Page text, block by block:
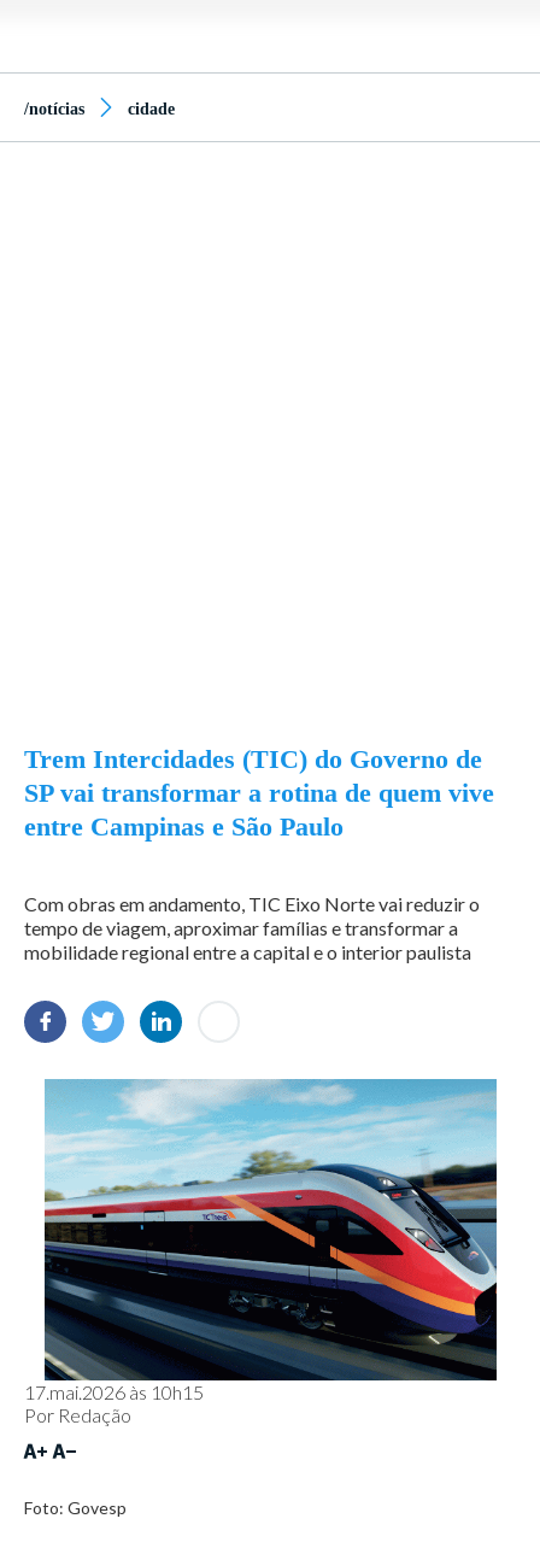
/notícias cidade
Trem Intercidades (TIC) do Governo de
SP vai transformar a rotina de quem vive
entre Campinas e São Paulo
Com obras em andamento, TIC Eixo Norte vai reduzir o
tempo de viagem, aproximar famílias e transformar a
mobilidade regional entre a capital e o interior paulista
17.mai.2026 às 10h15
Por Redação
Foto: Govesp